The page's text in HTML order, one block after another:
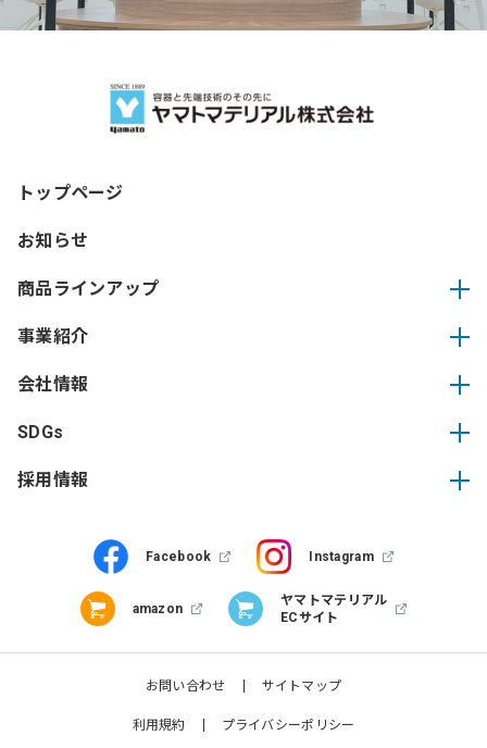
トップページ
お知らせ
商品ラインアップ
事業紹介
会社情報
SDGs
採用情報
Facebook Instagram
amazon
ヤマトマテリアル
ECサイト
お問い合わせ サイトマップ
利用規約 プライバシーポリシー